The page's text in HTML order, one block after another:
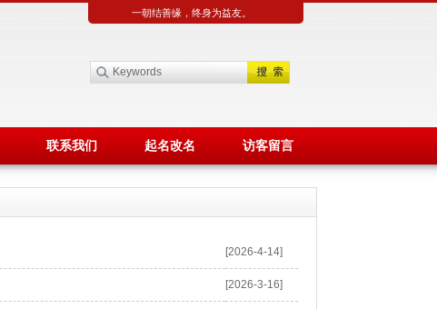
一朝结善缘，终身为益友。
联系我们 起名改名 访客留言
[2026-4-14]
[2026-3-16]